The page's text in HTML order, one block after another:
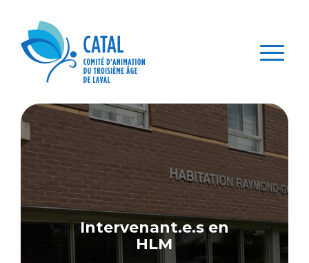
Nous
joindre
622-
1228
Intervenant.e.s en
HLM